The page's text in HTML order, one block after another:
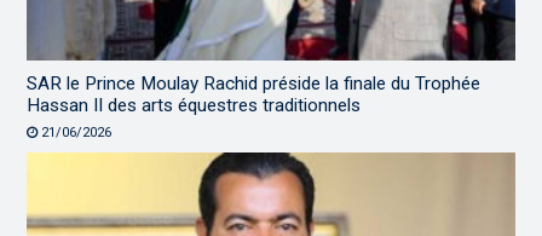
SAR le Prince Moulay Rachid préside la finale du Trophée
Hassan II des arts équestres traditionnels
21/06/2026